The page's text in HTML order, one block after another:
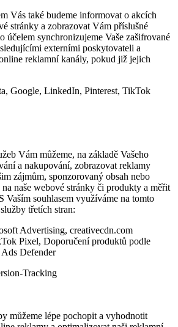
Vás také budeme informovat o akcích
stránky a zobrazovat Vám příslušné
účelem synchronizujeme Vaše zašifrované
externími poskytovateli a
reklamní kanály, pokud již jejich
Google, LinkedIn, Pinterest, TikTok
Vám můžeme, na základě Vašeho
a nakupování, zobrazovat reklamy
zájmům, sponzorovaný obsah nebo
na naše webové stránky či produkty a měřit
Vaším souhlasem využíváme na tomto
třetích stran:
Advertising, creativecdn.com
Pixel, Doporučení produktů podle
Defender
Tracking
můžeme lépe pochopit a vyhodnotit